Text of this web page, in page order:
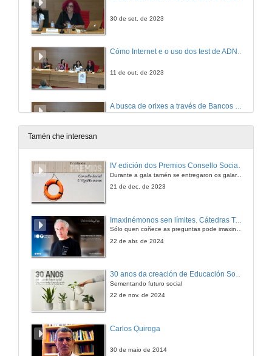
30 de set. de 2023
Cómo Internet e o uso dos test de ADN cambiaron as procuras de orixes. Experiencia persoal
11 de out. de 2023
11 de out. de 2023
As dúas caras de mostrar a realidade
Tamén che interesan
IV edición dos Premios Consello Social UVigo Humana
Durante a gala tamén se entregaron os galardóns aos mellores TFG e TFM en materia de Axenda 2030
21 de dec. de 2023
Imaxinémonos sen límites. Cátedras Telefónica
Sólo quen coñece as preguntas pode imaxinar novas respostas
22 de abr. de 2024
30 anos da creación de Educación Social e de Traballo Social
Sementando futuro social
22 de nov. de 2024
Carlos Quiroga
30 de maio de 2014